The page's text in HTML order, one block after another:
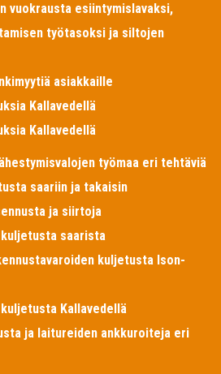
vuokrausta esiintymislavaksi,
työtasoksi ja siltojen
asiakkaille
Kallavedellä
Kallavedellä
työmaa eri tehtäviä
saariin ja takaisin
ja siirtoja
saarista
kuljetusta Ison-
Kallavedellä
ja laitureiden ankkuroiteja eri